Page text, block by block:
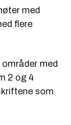
med
flere
med
2 og 4
som